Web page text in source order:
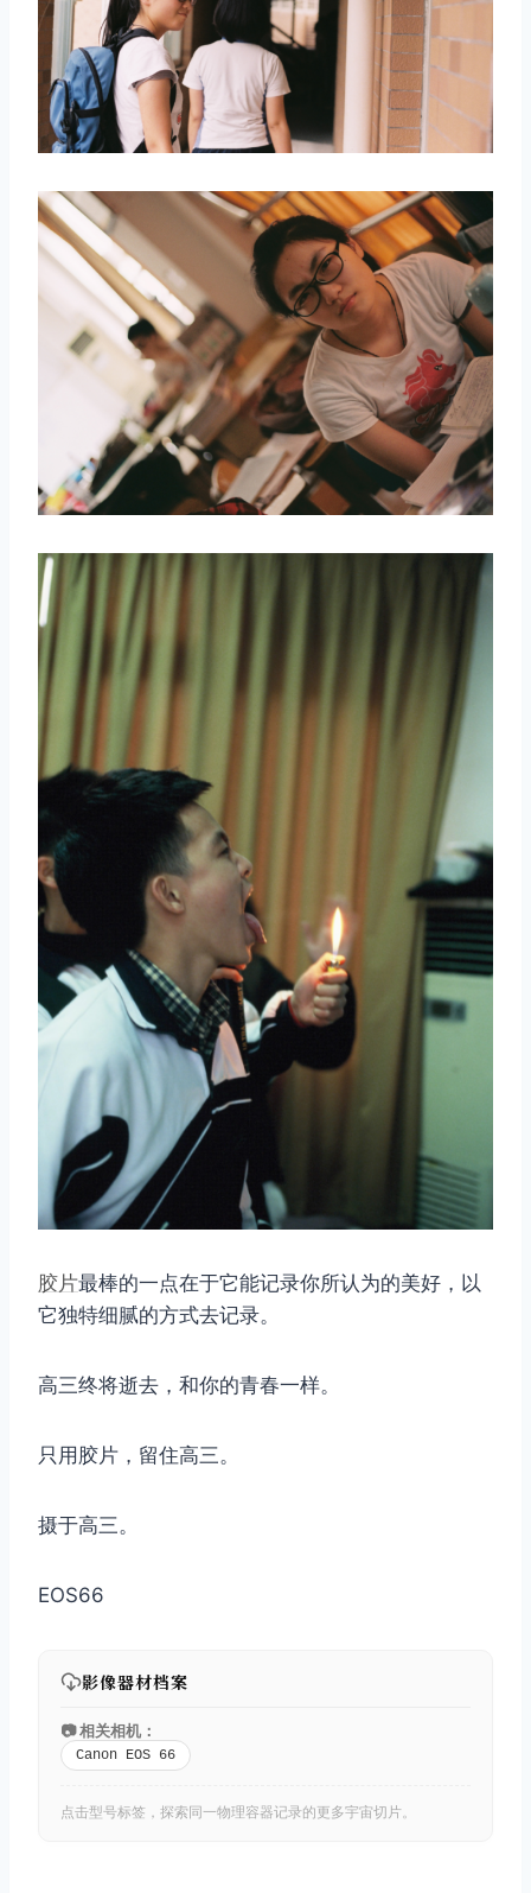
胶片最棒的一点在于它能记录你所认为的美好，以
它独特细腻的方式去记录。
高三终将逝去，和你的青春一样。
只用胶片，留住高三。
摄于高三。
EOS66
影像器材档案
📷 相关相机：
Canon EOS 66
点击型号标签，探索同一物理容器记录的更多宇宙切片。
取消